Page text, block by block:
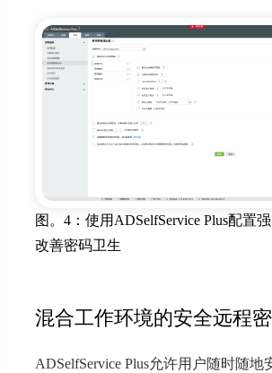
图。4：使用ADSelfService Plus配置
改善密码卫生
混合工作环境的安全远程
ADSelfService Plus允许用户随时随地